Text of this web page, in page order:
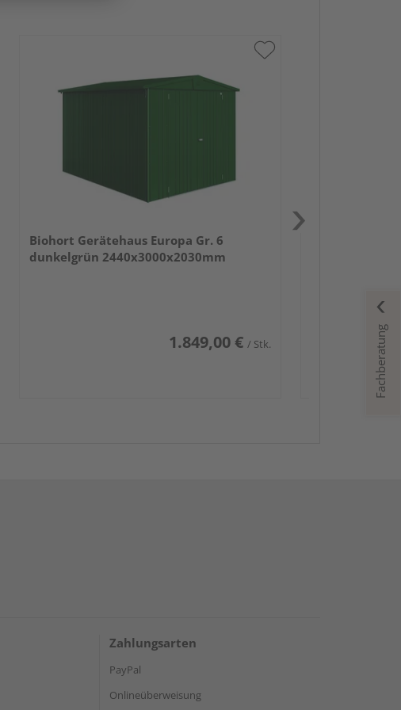
Biohort Gerätehaus Europa Gr. 6
dunkelgrün 2440x3000x2030mm
1.849,00 € / Stk. Fachberatung
Zahlungsarten
PayPal
Onlineüberweisung